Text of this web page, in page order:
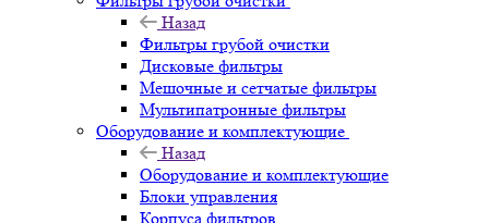
Назад
Фильтры грубой очистки
Дисковые фильтры
Мешочные и сетчатые фильтры
Мультипатронные фильтры
Оборудование и комплектующие
Назад
Оборудование и комплектующие
Блоки управления
Корпуса фильтров